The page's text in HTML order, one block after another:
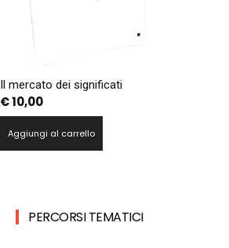
Il mercato dei significati
€10,00
Aggiungi al carrello
PERCORSI TEMATICI